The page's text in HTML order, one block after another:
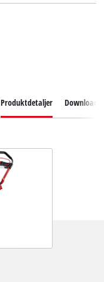
Produktdetaljer Downloads